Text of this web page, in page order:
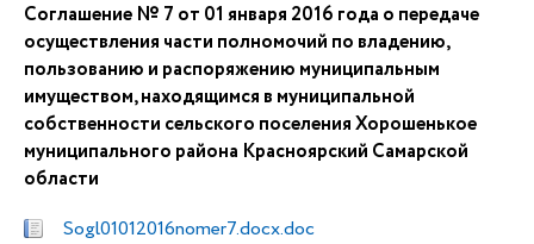
Соглашение № 7 от 01 января 2016 года о передаче
осуществления части полномочий по владению,
пользованию и распоряжению муниципальным
имуществом, находящимся в муниципальной
собственности сельского поселения Хорошенькое
муниципального района Красноярский Самарской
области
Sogl01012016nomer7.docx.doc